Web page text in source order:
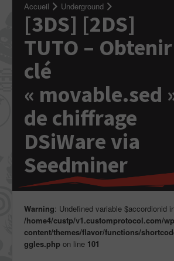
Accueil Underground
[3DS] [2DS]
TUTO –
clé
« movable.sed
de chiffrage
DSiWare via
Seedminer
Warning: Undefined variable $accordionid in
/home4/custp/v1.customprotocol.com/
content/themes/flavor/functions/
ggles.php on line 101